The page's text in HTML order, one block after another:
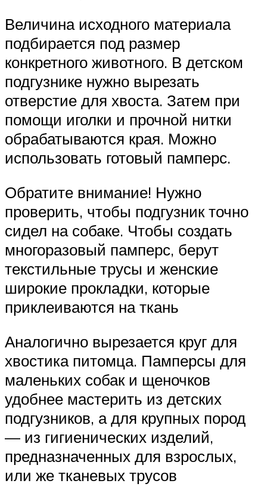
Величина исходного материала
подбирается под размер
конкретного животного. В детском
подгузнике нужно вырезать
отверстие для хвоста. Затем при
помощи иголки и прочной нитки
обрабатываются края. Можно
использовать готовый памперс.
Обратите внимание! Нужно
проверить, чтобы подгузник точно
сидел на собаке. Чтобы создать
многоразовый памперс, берут
текстильные трусы и женские
широкие прокладки, которые
приклеиваются на ткань
Аналогично вырезается круг для
хвостика питомца. Памперсы для
маленьких собак и щеночков
удобнее мастерить из детских
подгузников, а для крупных пород
— из гигиенических изделий,
предназначенных для взрослых,
или же тканевых трусов